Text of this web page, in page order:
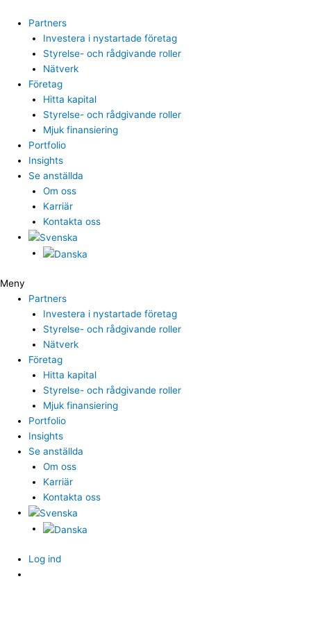
innehåll
Partners
Investera i nystartade företag
Styrelse- och rådgivande roller
Nätverk
Företag
Hitta kapital
Styrelse- och rådgivande roller
Mjuk finansiering
Portfolio
Insights
Se anställda
Om oss
Karriär
Kontakta oss
Meny
Partners
Investera i nystartade företag
Styrelse- och rådgivande roller
Nätverk
Företag
Hitta kapital
Styrelse- och rådgivande roller
Mjuk finansiering
Portfolio
Insights
Se anställda
Om oss
Karriär
Kontakta oss
Log ind